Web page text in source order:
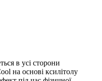
в усі сторони
на основі ксилітолу